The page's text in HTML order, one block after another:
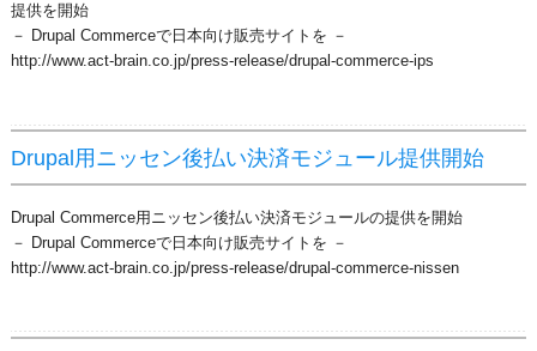
提供を開始
－ Drupal Commerceで日本向け販売サイトを －
http://www.act-brain.co.jp/press-release/drupal-commerce-ips
Drupal用ニッセン後払い決済モジュール提供開始
Drupal Commerce用ニッセン後払い決済モジュールの提供を開始
－ Drupal Commerceで日本向け販売サイトを －
http://www.act-brain.co.jp/press-release/drupal-commerce-nissen